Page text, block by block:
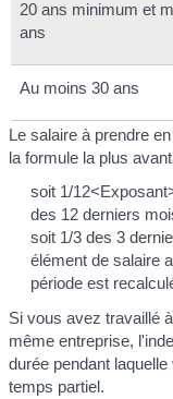
20 ans minimum et
ans
Au moins 30 ans
Le salaire à prendre
la formule la plus
soit 1/
des 12 derniers
soit 1/3 des 3
élément de salaire
période est
Si vous avez travaillé
même entreprise,
durée pendant
temps partiel.